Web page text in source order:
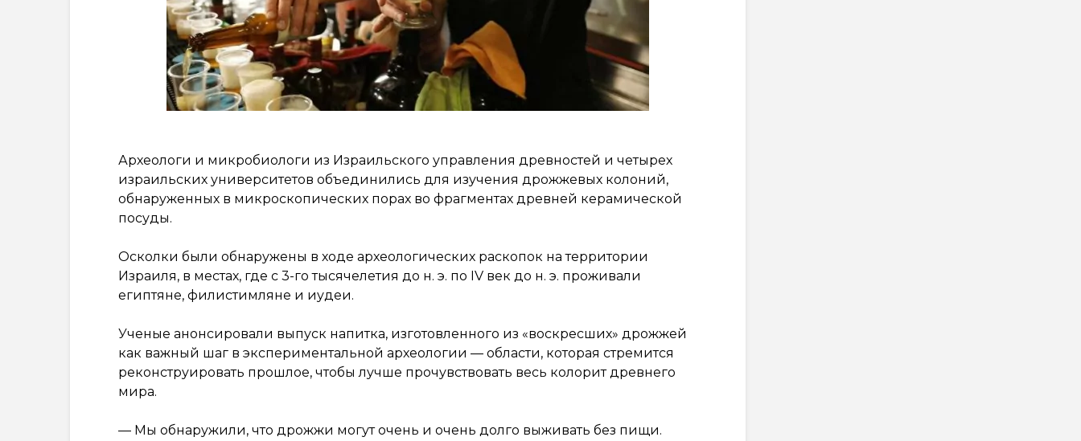
Археологи и микробиологи из Израильского управления древностей и четырех
израильских университетов объединились для изучения дрожжевых колоний,
обнаруженных в микроскопических порах во фрагментах древней керамической
посуды.
Осколки были обнаружены в ходе археологических раскопок на территории
Израиля, в местах, где с 3-го тысячелетия до н. э. по IV век до н. э. проживали
египтяне, филистимляне и иудеи.
Ученые анонсировали выпуск напитка, изготовленного из «воскресших» дрожжей
как важный шаг в экспериментальной археологии — области, которая стремится
реконструировать прошлое, чтобы лучше прочувствовать весь колорит древнего
мира.
— Мы обнаружили, что дрожжи могут очень и очень долго выживать без пищи.